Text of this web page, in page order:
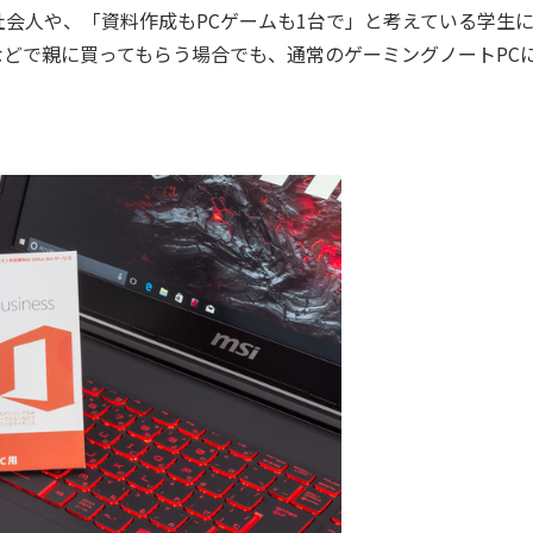
や、「資料作成もPCゲームも1台で」と考えている学生
で親に買ってもらう場合でも、通常のゲーミングノートPC